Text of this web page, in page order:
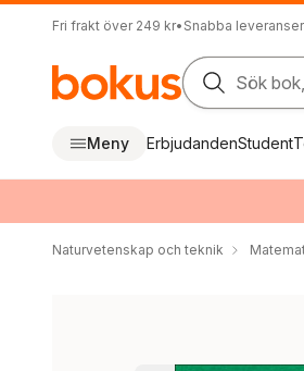
Fri frakt över 249 kr• Snabba leveranser
Sök
Meny ErbjudandenStudent
Naturvetenskap och teknik